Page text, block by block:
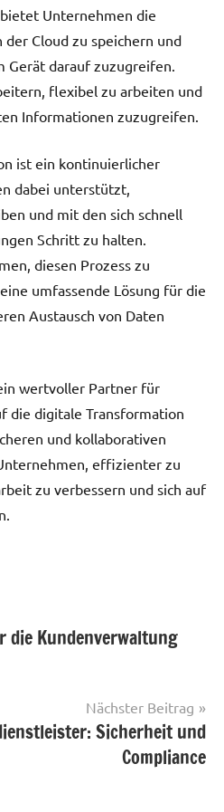
Unternehmen die
Cloud zu speichern und
Gerät darauf zuzugreifen.
flexibel zu arbeiten und
Informationen zuzugreifen.
ist ein kontinuierlicher
dabei unterstützt,
und mit den sich schnell
Schritt zu halten.
diesen Prozess zu
umfassende Lösung für die
Austausch von Daten
wertvoller Partner für
die digitale Transformation
und kollaborativen
effizienter zu
zu verbessern und sich auf
die Kundenverwaltung
Nächster Beitrag
Sicherheit und
Compliance